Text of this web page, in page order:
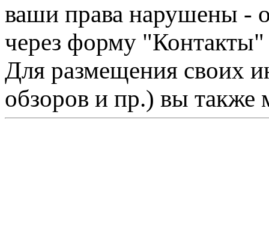
ваши права нарушены -
через форму "Контакты"
Для размещения своих
обзоров и пр.) вы также